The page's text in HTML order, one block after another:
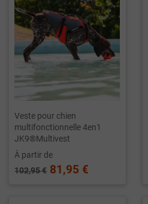
Veste pour chien
multifonctionnelle 4en1
JK9®Multivest
À partir de
102,95 € 81,95 €